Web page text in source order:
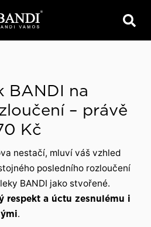
BANDI na
– právě
Kč
nestačí, mluví váš vzhled
posledního rozloučení
BANDI jako stvořené.
respekt a úctu zesnulému i
.